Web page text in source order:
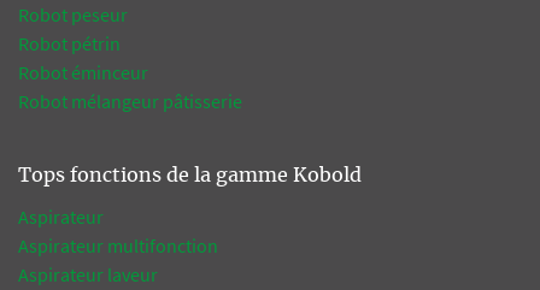
Robot peseur
Robot pétrin
Robot éminceur
Robot mélangeur pâtisserie
Tops fonctions de la gamme Kobold
Aspirateur
Aspirateur multifonction
Aspirateur laveur